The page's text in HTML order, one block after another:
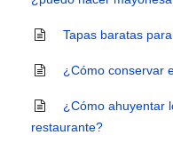
Tapas baratas
¿Cómo conservar
¿Cómo ahuyentar
restaurante?